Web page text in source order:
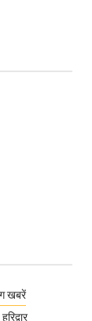
खबरें
हरिद्वार